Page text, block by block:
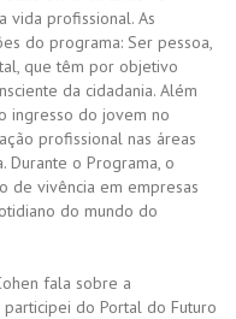
vida profissional. As
do programa: Ser pessoa,
que têm por objetivo
da cidadania. Além
ingresso do jovem no
profissional nas áreas
Durante o Programa, o
de vivência em empresas
do mundo do
fala sobre a
do Portal do Futuro